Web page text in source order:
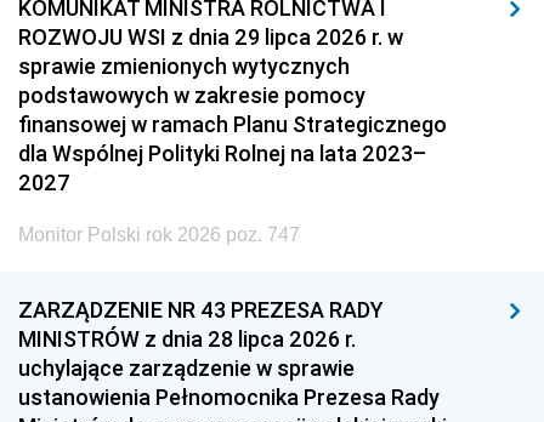
KOMUNIKAT MINISTRA ROLNICTWA I
ROZWOJU WSI z dnia 29 lipca 2026 r. w
sprawie zmienionych wytycznych
podstawowych w zakresie pomocy
finansowej w ramach Planu Strategicznego
dla Wspólnej Polityki Rolnej na lata 2023–
2027
Monitor Polski rok 2026 poz. 747
ZARZĄDZENIE NR 43 PREZESA RADY
MINISTRÓW z dnia 28 lipca 2026 r.
uchylające zarządzenie w sprawie
ustanowienia Pełnomocnika Prezesa Rady